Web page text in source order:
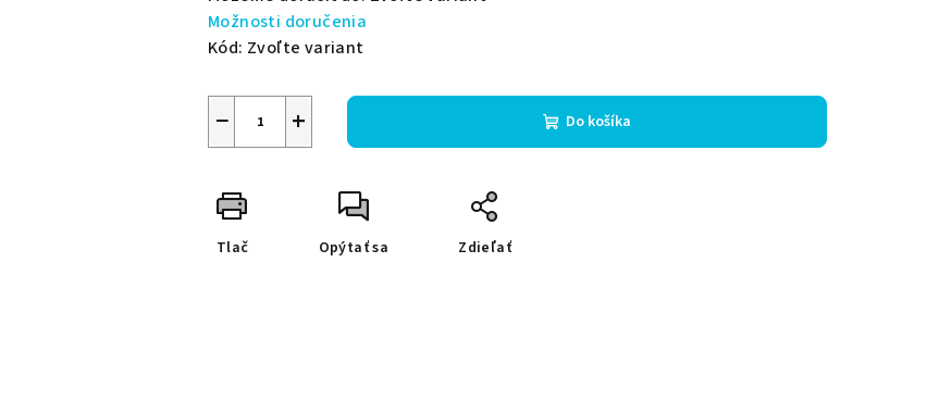
Možnosti doručenia
Kód: Zvoľte variant
+
− Do košíka
Tlač Opýtať sa Zdieľať